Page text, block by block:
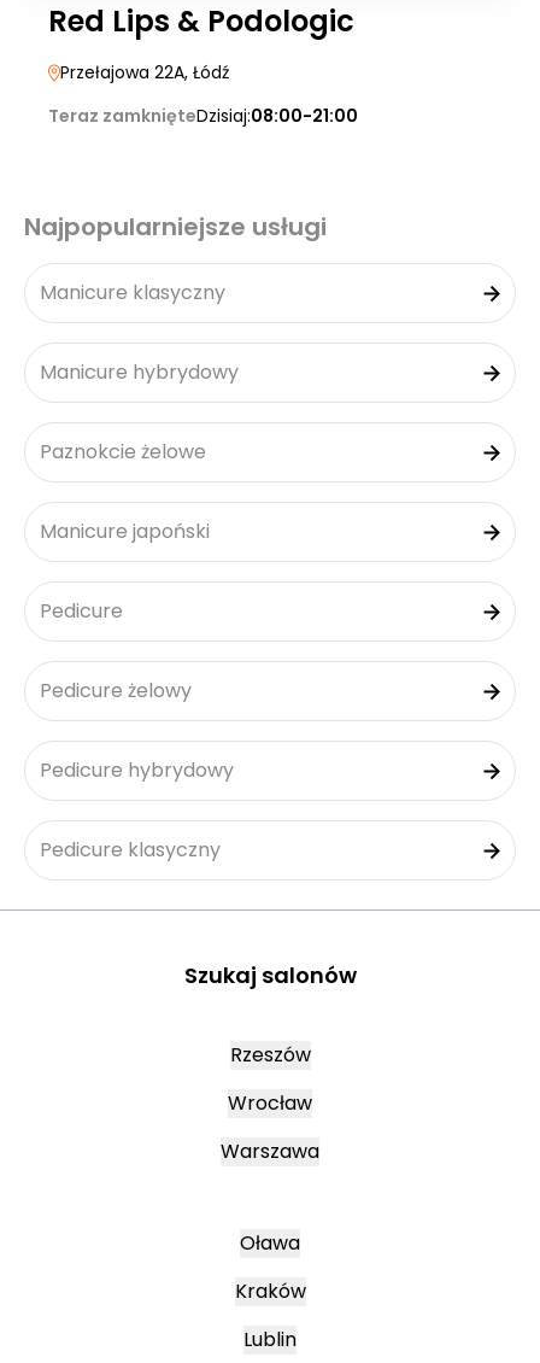
Red Lips & Podologic
Przełajowa 22A, Łódź
Teraz zamknięteDzisiaj:08:00-21:00
Najpopularniejsze usługi
Manicure klasyczny
Manicure hybrydowy
Paznokcie żelowe
Manicure japoński
Pedicure
Pedicure żelowy
Pedicure hybrydowy
Pedicure klasyczny
Szukaj salonów
Rzeszów
Wrocław
Warszawa
Oława
Kraków
Lublin